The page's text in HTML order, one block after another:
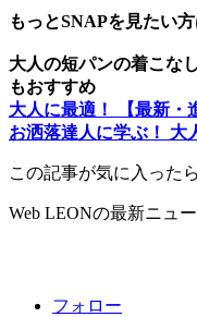
もっとSNAPを見たい
大人の短パンの着こな
もおすすめ
大人に最適！ 【最新・
お洒落達人に学ぶ！ 大
この記事が気に入った
Web LEONの最新ニュ
フォロー